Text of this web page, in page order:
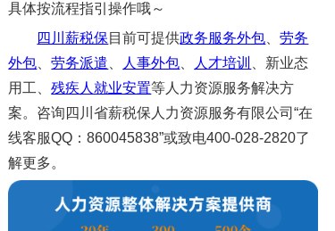
具体按流程指引操作哦～
四川薪税保 目前可提供政务服务外包 、劳务
外包 、劳务派遣 人事外包 人才培训
、新业态
用工、残疾人就业安置等人力资源服务解决方
案。咨询四川省薪税保人力资源服务有限公司“在
线客服QQ：860045838”或致电400-028-2820了
解更多。